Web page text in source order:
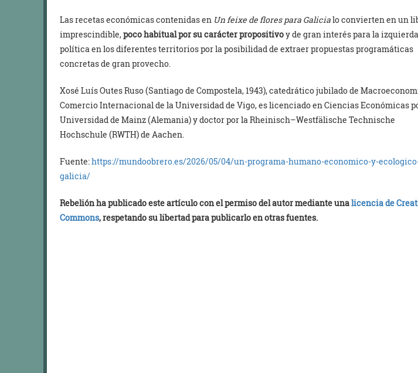
Las recetas económicas contenidas en Un feixe de flores para Galicialo convierten en un
imprescindible,poco habitual por su carácter propositivoy de gran interés para la izquierda
política en los diferentes territorios por la posibilidad de extraer propuestas programáticas
concretas de gran provecho.
Xosé Luís Outes Ruso (Santiago de Compostela, 1943), catedrático jubilado de
Comercio Internacional de la Universidad de Vigo, es licenciado en Ciencias Económicas
Universidad de Mainz (Alemania) y doctor por la Rheinisch–Westfälische Technische
Hochschule (RWTH) de Aachen.
Fuente:https://mundoobrero.es/2026/05/04/un-programa-humano-economico-y-
galicia/
Rebelión ha publicado este artículo con el permiso del autor mediante unalicencia de
Commons, respetando su libertad para publicarlo en otras fuentes.